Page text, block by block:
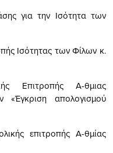
για την Ισότητα των
Ισότητας των Φίλων κ.
Επιτροπής Α-θμιας
«Έγκριση απολογισμού
επιτροπής Α-θμίας